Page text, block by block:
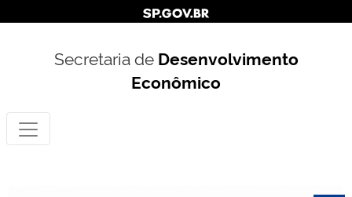
Secretaria de Desenvolvimento
Econômico